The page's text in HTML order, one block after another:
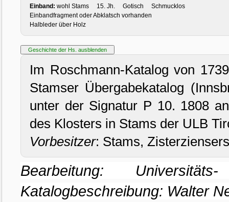
Einband: wohl Stams 15. Jh. Gotisch Schmucklos
Einbandfragment oder Abklatsch vorhanden
Halbleder über Holz
Im Roschmann-Katalog von
Stamser Übergabekatalog
unter der Signatur P 10. 1808
des Klosters in Stams der ULB
Vorbesitzer: Stams,
Bearbeitung:
Katalogbeschreibung: Walter